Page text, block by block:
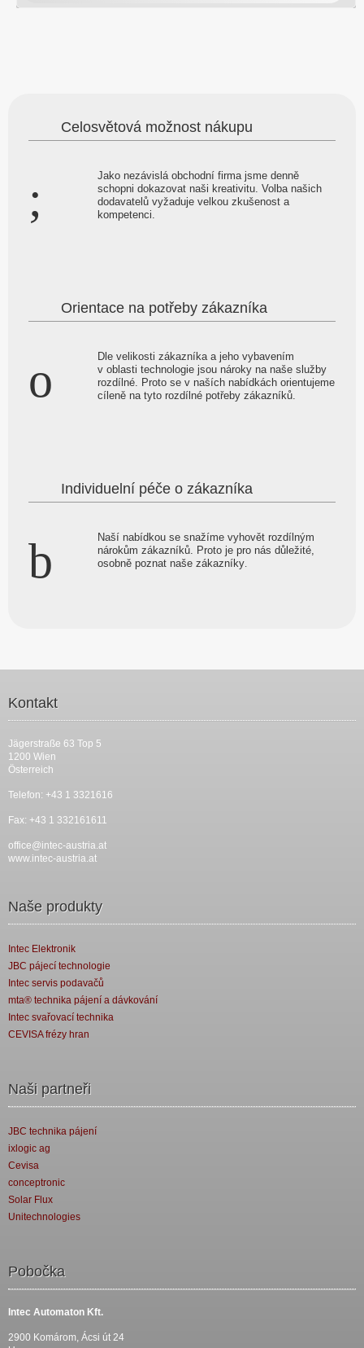
Celosvětová možnost nákupu
Jako nezávislá obchodní firma jsme denně
schopni dokazovat naši kreativitu. Volba našich
dodavatelů vyžaduje velkou zkušenost a
kompetenci.
Orientace na potřeby zákazníka
Dle velikosti zákazníka a jeho vybavením
v oblasti technologie jsou nároky na naše služby
rozdílné. Proto se v naších nabídkách orientujeme
cíleně na tyto rozdílné potřeby zákazníků.
Individuelní péče o zákazníka
Naší nabídkou se snažíme vyhovět rozdílným
nárokům zákazníků. Proto je pro nás důležité,
osobně poznat naše zákazníky.
Kontakt
Jägerstraße 63 Top 5
1200 Wien
Österreich
Telefon: +43 1 3321616
Fax: +43 1 332161611
office@intec-austria.at
www.intec-austria.at
Naše produkty
Intec Elektronik
JBC pájecí technologie
Intec servis podavačů
mta® technika pájení a dávkování
Intec svařovací technika
CEVISA frézy hran
Naši partneři
JBC technika pájení
ixlogic ag
Cevisa
conceptronic
Solar Flux
Unitechnologies
Pobočka
Intec Automaton Kft.
2900 Komárom, Ácsi út 24